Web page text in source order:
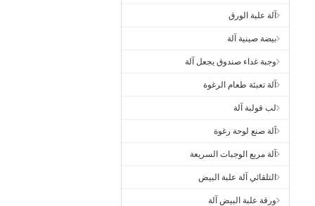
آلة علبة الورق
بيضة صينية آلة
وجبة غداء صندوق يجعل آلة
آلة تعبئة طعام الرغوة
لب قولبة آلة
آلة صنع لوحة رغوة
آلة مربع الوجبات السريعة
التلقائي آلة علبة البيض
ورقة علبة البيض آلة